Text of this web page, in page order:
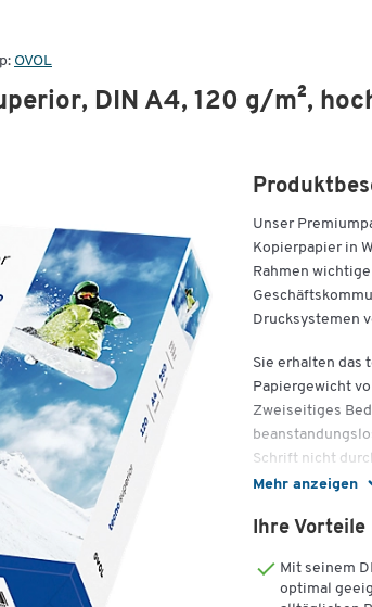
OVOL
DIN A4, 120 g/m²,
Mehr anzeigen
Unser
Kopierpapier in
Rahmen
Drucksystemen
Sie erhalten das
Papiergewicht
Zweiseitiges
Schrift nicht
verleihen dem
hervorgehen.
Schwarz und
Ihre Vorteile
Mit seinem
optimal